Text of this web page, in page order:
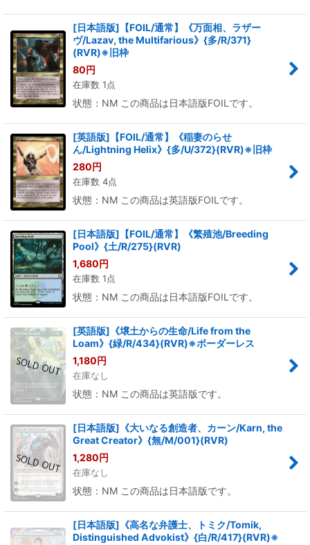
[日本語版]【FOIL/通常】《万面相、ラザー
ヴ/Lazav, the Multifarious》{多/R/371}
(RVR)※旧枠
80円
在庫数 1点
状態：NM この商品は日本語版FOILです。
[英語版]【FOIL/通常】《稲妻のらせ
ん/Lightning Helix》{多/U/372}(RVR)※旧枠
280円
在庫数 4点
状態：NM この商品は英語版FOILです。
[日本語版]【FOIL/通常】《繁殖池/Breeding
Pool》{土/R/275}(RVR)
1,680円
在庫数 1点
状態：NM この商品は日本語版FOILです。
[英語版]《壌土からの生命/Life from the
Loam》{緑/R/434}(RVR)※ボーダーレス
1,180円
在庫なし
状態：NM この商品は英語版です。
[日本語版]《大いなる創造者、カーン/Karn, the
Great Creator》{無/M/001}(RVR)
1,280円
在庫なし
状態：NM この商品は日本語版です。
[日本語版]《高名な弁護士、トミク/Tomik,
Distinguished Advokist》{白/R/417}(RVR)※